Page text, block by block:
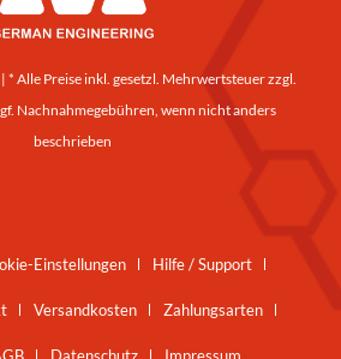
* Alle Preise inkl. gesetzl. Mehrwertsteuer zzgl.
Nachnahmegebühren, wenn nicht anders
beschrieben
Einstellungen Hilfe / Support
Versandkosten Zahlungsarten